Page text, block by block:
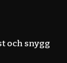
och snygg